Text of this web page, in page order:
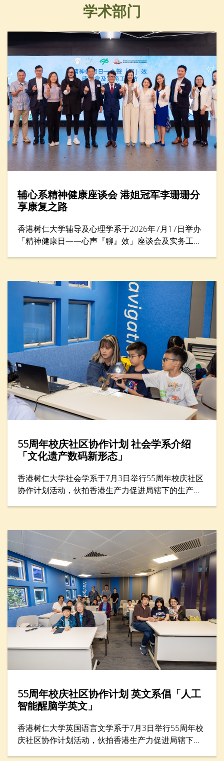
学术部门
辅心系精神健康座谈会 港姐冠军李珊珊分
享康复之路
香港树仁大学辅导及心理学系于2026年7月17日举办
「精神健康日——心声『聊』效」座谈会及实务工作
女士担任主题分享嘉宾，她以惊恐症过来人的身份，
分享如何走出人生低谷。
55周年校庆社区协作计划 社会学系介绍
「文化遗产数码新形态」
香港树仁大学社会学系于7月3日举行55周年校庆社区
协作计划活动，伙拍香港生产力促进局辖下的生​​产力
55周年校庆社区协作计划 英文系倡「人工
智能醒脑学英文」
香港树仁大学英国语言文学系于7月3日举行55周年校
庆社区协作计划活动，伙拍香港生产力促进局辖下的